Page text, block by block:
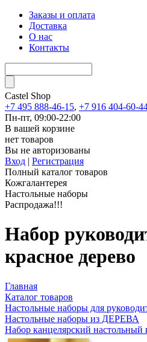
Заказы и оплата
Доставка
О нас
Контакты
Castel Shop
+7 495 888-46-15, +7 916 404-60-
Пн-пт, 09:00-22:00
В вашей корзине
нет товаров
Вы не авторизованы
Вход | Регистрация
Полный каталог товаров
Кожгалантерея
Настольные наборы
Распродажа!!!
Набор
красное дерево
Главная
Каталог товаров
Настольные наборы для
Настольные наборы из ДЕРЕВА
Набор канцелярский настольный